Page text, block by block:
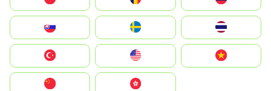
United States
中國香港特別行政區